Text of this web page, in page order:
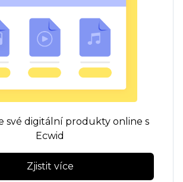
své digitální produkty online s
Ecwid
Zjistit více